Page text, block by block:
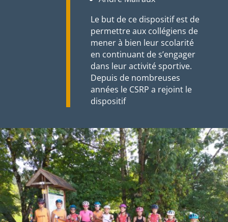
Le but de ce dispositif est de
permettre aux collégiens de
mener à bien leur scolarité
en continuant de s’engager
dans leur activité sportive.
Depuis de nombreuses
années le CSRP a rejoint le
dispositif